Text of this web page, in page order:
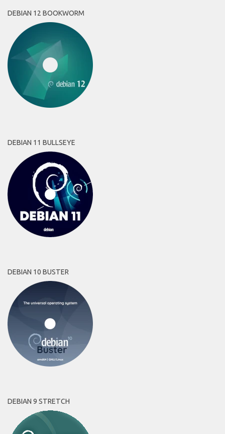
DEBIAN 12 BOOKWORM
DEBIAN 11 BULLSEYE
DEBIAN 10 BUSTER
DEBIAN 9 STRETCH